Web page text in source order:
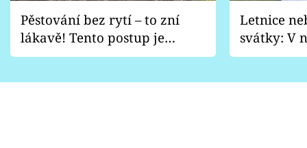
Pěstování bez rytí – to zní
lákavě! Tento postup je
vhodný jen pro některé
Letnice
svátky: V
pondělí